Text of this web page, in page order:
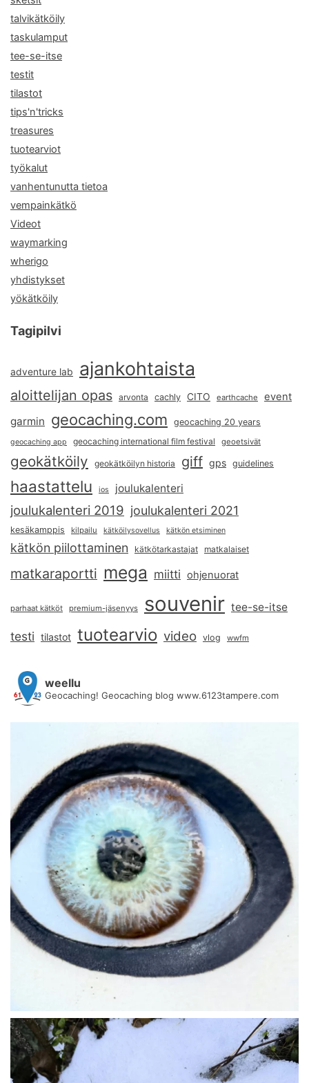
talvikätköily
taskulamput
tee-se-itse
testit
tilastot
tips'n'tricks
treasures
tuotearviot
työkalut
vanhentunutta tietoa
vempainkätkö
Videot
waymarking
wherigo
yhdistykset
yökätköily
Tagipilvi
adventure lab ajankohtaista
aloittelijan opas arvonta cachly CITO earthcache event
garmin geocaching.com geocaching 20 years
geocaching app geocaching international film festival geoetsivät
geokätköily geokätköilyn historia giff gps guidelines
haastattelu ios joulukalenteri
joulukalenteri 2019 joulukalenteri 2021
kesäkamppis kilpailu kätköilysovellus kätkön etsiminen
kätkön piilottaminen kätkötarkastajat matkalaiset
matkaraportti mega miitti ohjenuorat
parhaat kätköt premium-jäsenyys souvenir tee-se-itse
testi tilastot tuotearvio video vlog wwfm
weellu
Geocaching! Geocaching blog www.6123tampere.com